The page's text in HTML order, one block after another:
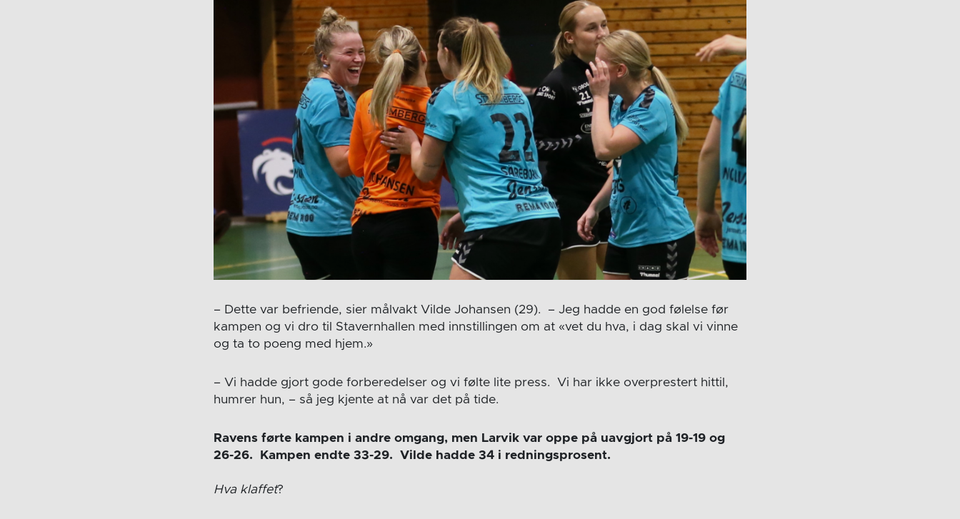
– Dette var befriende, sier målvakt Vilde Johansen (29). – Jeg hadde en god følelse før
kampen og vi dro til Stavernhallen med innstillingen om at «vet du hva, i dag skal vi vinne
og ta to poeng med hjem.»
– Vi hadde gjort gode forberedelser og vi følte lite press. Vi har ikke overprestert hittil,
humrer hun, – så jeg kjente at nå var det på tide.
Ravens førte kampen i andre omgang, men Larvik var oppe på uavgjort på 19-19 og
26-26. Kampen endte 33-29. Vilde hadde 34 i redningsprosent.
Hva klaffet?